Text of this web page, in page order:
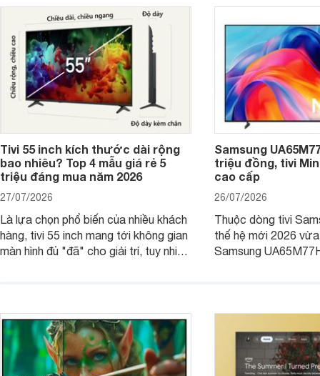
Tivi 55 inch kích thước dài rộng
bao nhiêu? Top 4 mẫu giá rẻ 5
triệu đáng mua năm 2026
27/07/2026
Là lựa chọn phổ biến của nhiều khách
hàng, tivi 55 inch mang tới không gian
màn hình đủ "đã" cho giải trí, tuy nhiên
dùng cho phòng bao nhiêu m2?
Samsung
triệu đồng, tivi
cao cấp
26/07/2026
Thuộc dòng tivi
thế hệ mới 2026
Samsung